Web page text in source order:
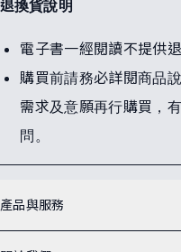
退換貨說明
電子書一經閱讀不提供
購買前請務必詳閱商品
需求及意願再行購買，
問。
站
產品與服務